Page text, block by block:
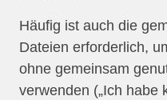
Häufig ist auch die
Dateien erforderlich,
ohne gemeinsam
verwenden („Ich habe